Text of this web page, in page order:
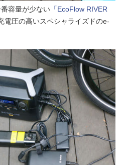
容量が少ない「EcoFlow RIVER
電圧の高いスペシャライズドのe-